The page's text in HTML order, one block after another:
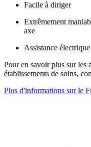
Facile à diriger
Extrêmement
axe
Assistance
Pour en savoir plus sur les
établissements de soins,
Plus d'informations sur le